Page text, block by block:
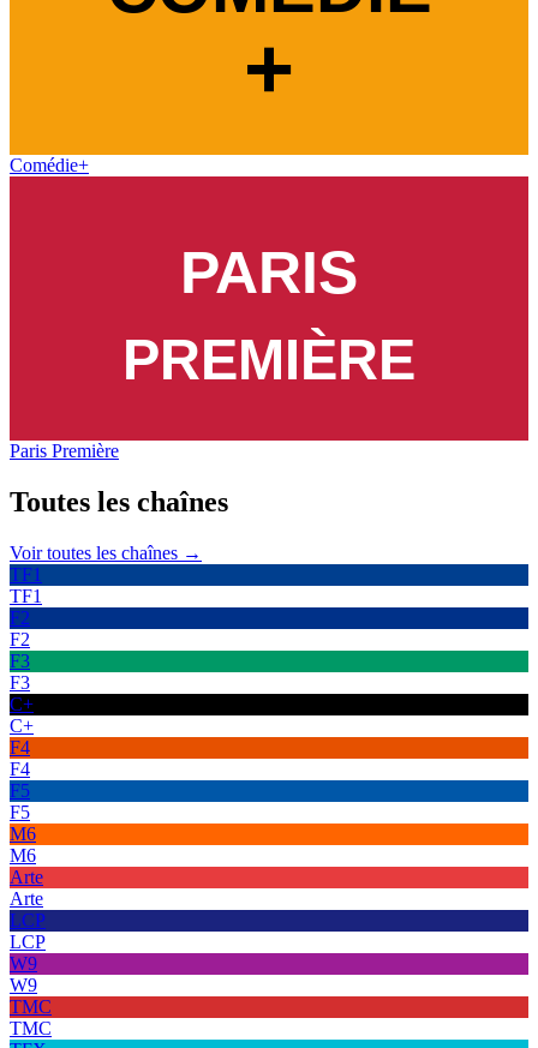
Comédie+
Paris Première
Toutes les chaînes
Voir toutes les chaînes →
TF1
TF1
F2
F2
F3
F3
C+
C+
F4
F4
F5
F5
M6
M6
Arte
Arte
LCP
LCP
W9
W9
TMC
TMC